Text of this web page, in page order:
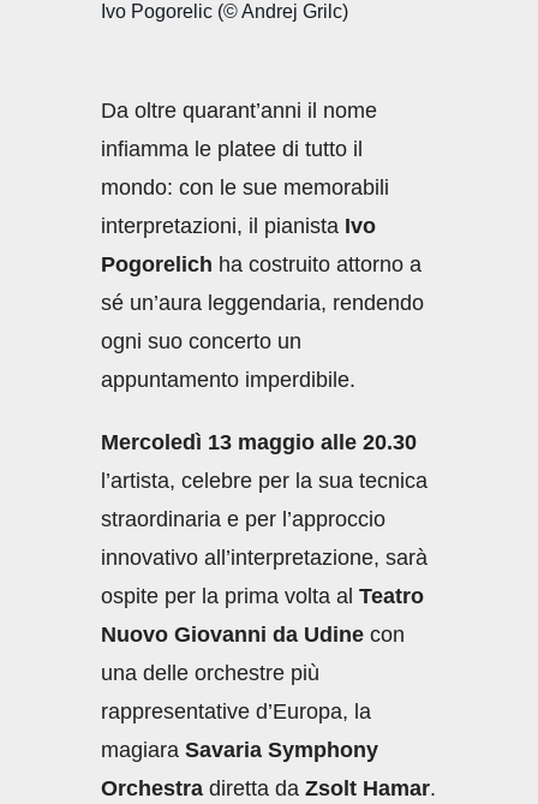
Ivo Pogorelic (© Andrej Grilc)
Da oltre quarant’anni il nome
infiamma le platee di tutto il
mondo: con le sue memorabili
interpretazioni, il pianista Ivo
Pogorelich ha costruito attorno a
sé un’aura leggendaria, rendendo
ogni suo concerto un
appuntamento imperdibile.
Mercoledì 13 maggio alle 20.30
l’artista, celebre per la sua tecnica
straordinaria e per l’approccio
innovativo all’interpretazione, sarà
ospite per la prima volta al Teatro
Nuovo Giovanni da Udine con
una delle orchestre più
rappresentative d’Europa, la
magiara Savaria Symphony
Orchestra diretta da Zsolt Hamar.